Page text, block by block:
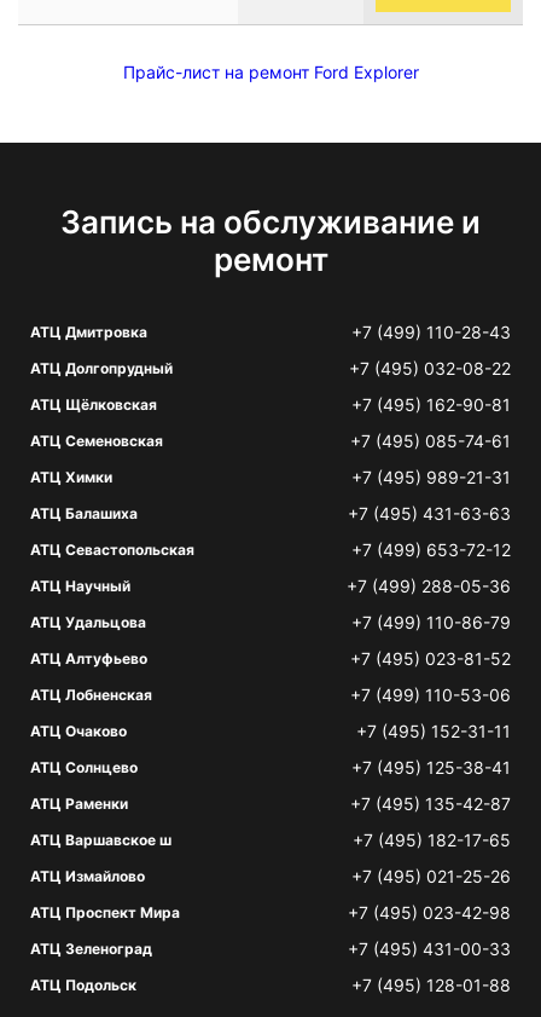
Прайс-лист на ремонт Ford Explorer
Запись на обслуживание и
ремонт
АТЦ Дмитровка +7 (499) 110-28-43
АТЦ Долгопрудный +7 (495) 032-08-22
АТЦ Щёлковская +7 (495) 162-90-81
АТЦ Семеновская +7 (495) 085-74-61
АТЦ Химки +7 (495) 989-21-31
АТЦ Балашиха +7 (495) 431-63-63
АТЦ Севастопольская +7 (499) 653-72-12
АТЦ Научный +7 (499) 288-05-36
АТЦ Удальцова +7 (499) 110-86-79
АТЦ Алтуфьево +7 (495) 023-81-52
АТЦ Лобненская +7 (499) 110-53-06
АТЦ Очаково +7 (495) 152-31-11
АТЦ Солнцево +7 (495) 125-38-41
АТЦ Раменки +7 (495) 135-42-87
АТЦ Варшавское ш +7 (495) 182-17-65
АТЦ Измайлово +7 (495) 021-25-26
АТЦ Проспект Мира +7 (495) 023-42-98
АТЦ Зеленоград +7 (495) 431-00-33
АТЦ Подольск +7 (495) 128-01-88